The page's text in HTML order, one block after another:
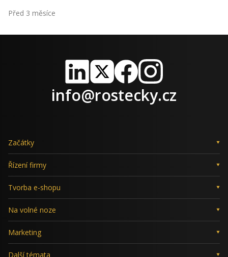
Před 3 měsíce
LinkedIn
X FacebookInstagram
info@rostecky.cz
Začátky
Řízení firmy
Tvorba e-shopu
Na volné noze
Marketing
Další témata